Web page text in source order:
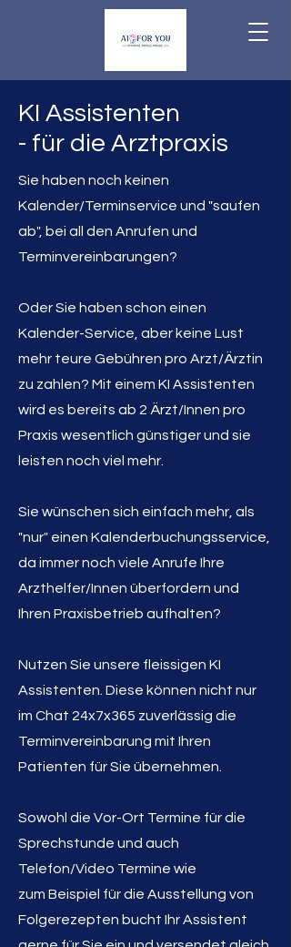
KI Assistenten
- für die Arztpraxis
Sie haben noch keinen
Kalender/Terminservice und "saufen
ab", bei all den Anrufen und
Terminvereinbarungen?
Oder Sie haben schon einen
Kalender-Service, aber keine Lust
mehr teure Gebühren pro Arzt/Ärztin
zu zahlen? Mit einem KI Assistenten
wird es bereits ab 2 Ärzt/Innen pro
Praxis wesentlich günstiger und sie
leisten noch viel mehr.
Sie wünschen sich einfach mehr, als
"nur" einen Kalenderbuchungsservice,
da immer noch viele Anrufe Ihre
Arzthelfer/Innen überfordern und
Ihren Praxisbetrieb aufhalten?
Nutzen Sie unsere fleissigen KI
Assistenten. Diese können nicht nur
im Chat 24x7x365 zuverlässig die
Terminvereinbarung mit Ihren
Patienten für Sie übernehmen.
Sowohl die Vor-Ort Termine für die
Sprechstunde und auch
Telefon/Video Termine wie
zum Beispiel für die Ausstellung von
Folgerezepten bucht Ihr Assistent